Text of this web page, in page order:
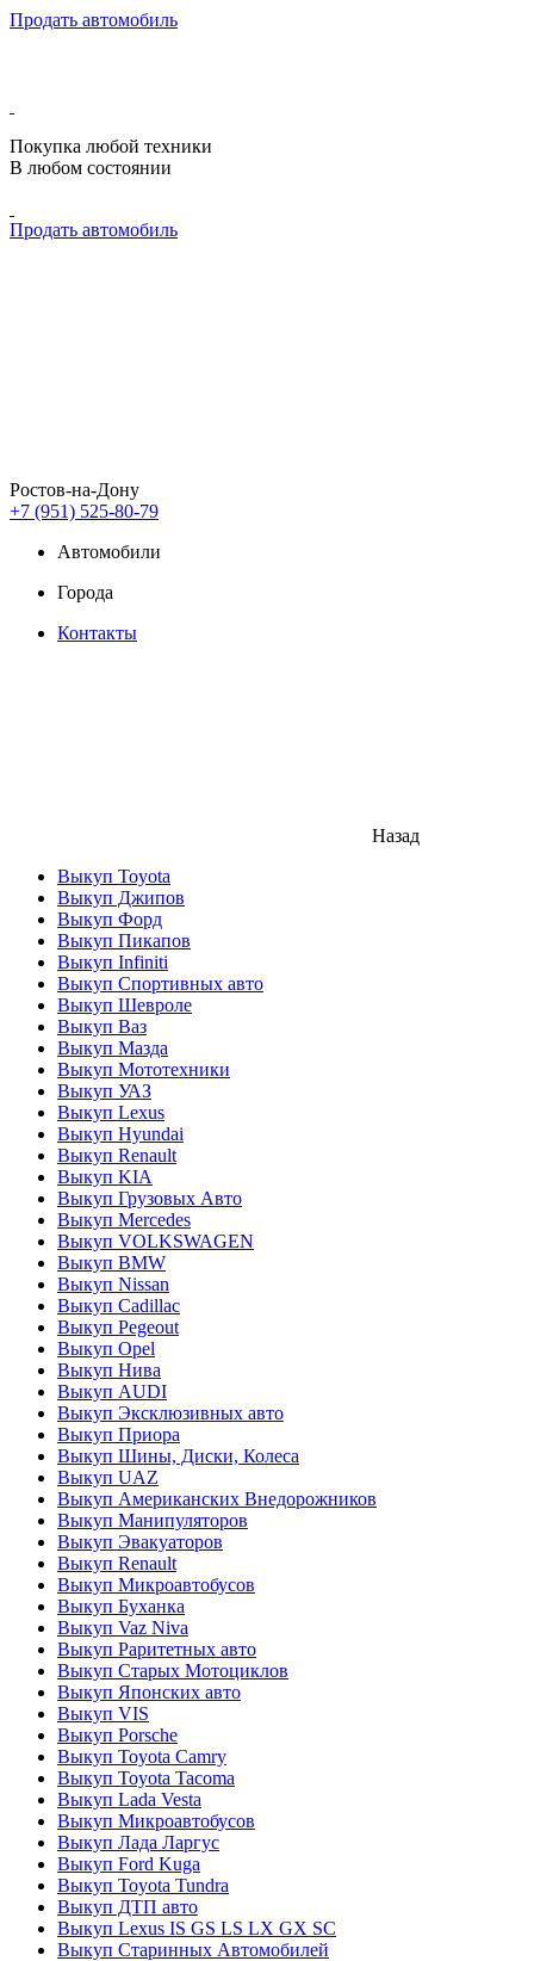
Продать автомобиль
Покупка любой техники
В любом состоянии
Продать автомобиль
Ростов-на-Дону
+7 (951) 525-80-79
Автомобили
Города
Контакты
Назад
Выкуп Toyota
Выкуп Джипов
Выкуп Форд
Выкуп Пикапов
Выкуп Infiniti
Выкуп Спортивных авто
Выкуп Шевроле
Выкуп Ваз
Выкуп Мазда
Выкуп Мототехники
Выкуп УАЗ
Выкуп Lexus
Выкуп Hyundai
Выкуп Renault
Выкуп KIA
Выкуп Грузовых Авто
Выкуп Mercedes
Выкуп VOLKSWAGEN
Выкуп BMW
Выкуп Nissan
Выкуп Cadillac
Выкуп Pegeout
Выкуп Opel
Выкуп Нива
Выкуп AUDI
Выкуп Эксклюзивных авто
Выкуп Приора
Выкуп Шины, Диски, Колеса
Выкуп UAZ
Выкуп Американских Внедорожников
Выкуп Манипуляторов
Выкуп Эвакуаторов
Выкуп Renault
Выкуп Микроавтобусов
Выкуп Буханка
Выкуп Vaz Niva
Выкуп Раритетных авто
Выкуп Старых Мотоциклов
Выкуп Японских авто
Выкуп VIS
Выкуп Porsche
Выкуп Toyota Camry
Выкуп Toyota Tacoma
Выкуп Lada Vesta
Выкуп Микроавтобусов
Выкуп Лада Ларгус
Выкуп Ford Kuga
Выкуп Toyota Tundra
Выкуп ДТП авто
Выкуп Lexus IS GS LS LX GX SC
Выкуп Старинных Автомобилей